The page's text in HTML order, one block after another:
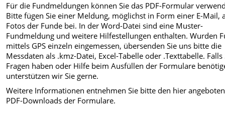
Für die Fundmeldungen können Sie das PDF-Formular
Bitte fügen Sie einer Meldung, möglichst in Form einer E-Mail,
Fotos der Funde bei. In der Word-Datei sind eine Muster-
Fundmeldung und weitere Hilfestellungen enthalten. Wurden
mittels GPS einzeln eingemessen, übersenden Sie uns bitte die
Messdaten als .kmz-Datei, Excel-Tabelle oder .Texttabelle. Falls
Fragen haben oder Hilfe beim Ausfüllen der Formulare
unterstützen wir Sie gerne.
Weitere Informationen entnehmen Sie bitte den hier
PDF-Downloads der Formulare.